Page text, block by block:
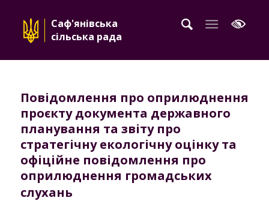
Саф'янівська
сільська рада
Повідомлення про оприлюднення
проєкту документа державного
планування та звіту про
стратегічну екологічну оцінку та
офіційне повідомлення про
оприлюднення громадських
слухань